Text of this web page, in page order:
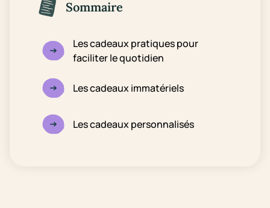
Sommaire
Les cadeaux pratiques pour
faciliter le quotidien
Les cadeaux immatériels
Les cadeaux personnalisés